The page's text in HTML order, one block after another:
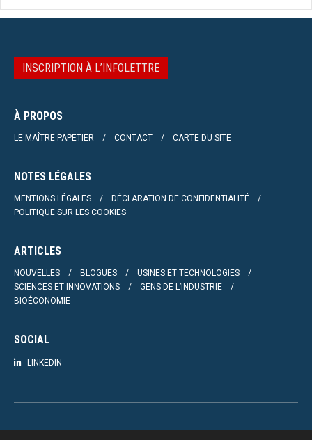
INSCRIPTION À L’INFOLETTRE
À PROPOS
LE MAÎTRE PAPETIER CONTACT CARTE DU SITE
NOTES LÉGALES
MENTIONS LÉGALES
DÉCLARATION DE CONFIDENTIALITÉ
POLITIQUE SUR LES COOKIES
ARTICLES
NOUVELLES BLOGUES
USINES ET TECHNOLOGIES
SCIENCES ET INNOVATIONS
GENS DE L’INDUSTRIE
BIOÉCONOMIE
SOCIAL
LINKEDIN